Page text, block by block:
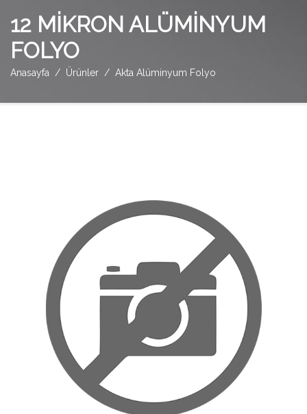
12 MİKRON ALÜMİNYUM
FOLYO
Anasayfa Ürünler Akta Alüminyum Folyo